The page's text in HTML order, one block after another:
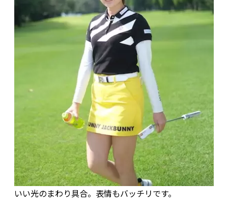
いい光のまわり具合。表情もバッチリです。